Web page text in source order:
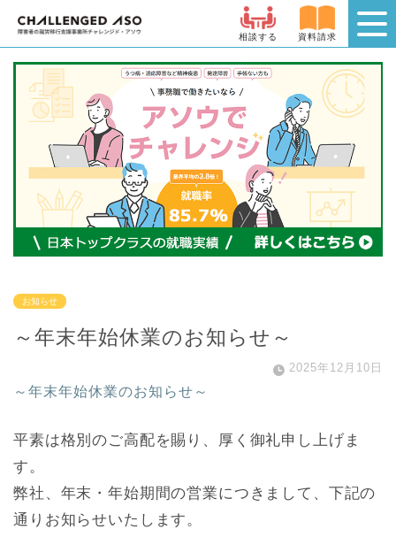
相談する 資料請求
お知らせ
～年末年始休業のお知らせ～
2025年12月10日
～年末年始休業のお知らせ～
平素は格別のご高配を賜り、厚く御礼申し上げま
す。
弊社、年末・年始期間の営業につきまして、下記の
通りお知らせいたします。